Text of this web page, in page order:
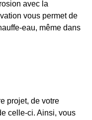
avec la
vous permet de
eau, même dans
projet, de votre
celle-ci. Ainsi, vous